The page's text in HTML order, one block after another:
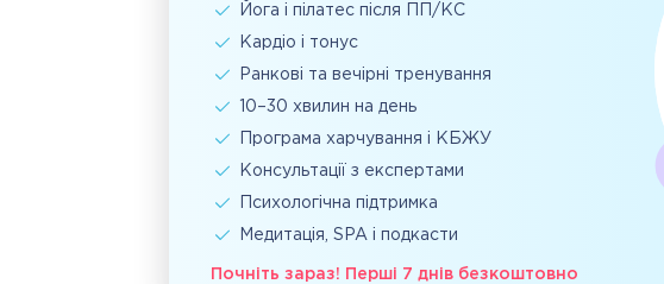
Йога і пілатес після ПП/КС
Кардіо і тонус
Ранкові та вечірні тренування
10–30 хвилин на день
Програма харчування і КБЖУ
Консультації з експертами
Психологічна підтримка
Медитація, SPA і подкасти
Почніть зараз! Перші 7 днів безкоштовно